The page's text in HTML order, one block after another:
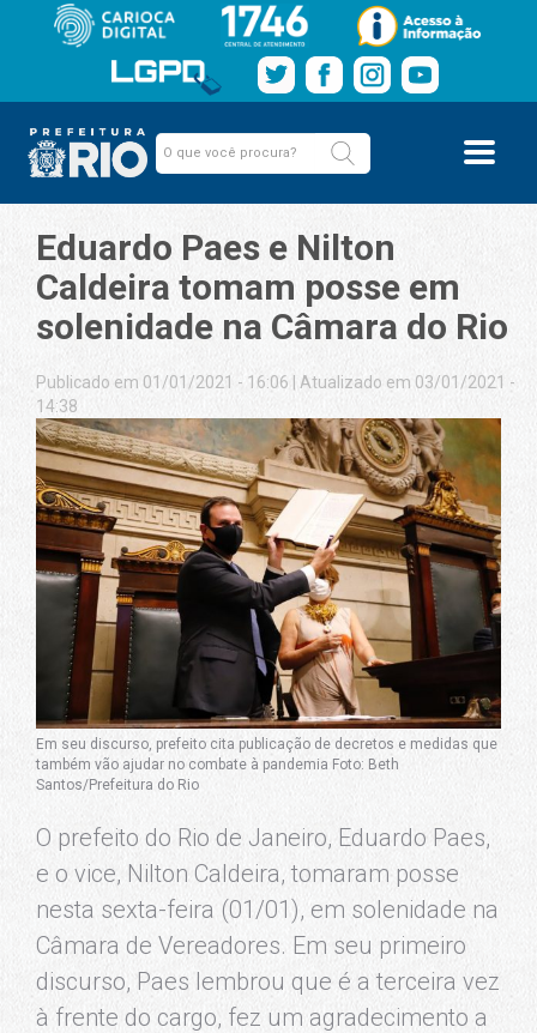
Eduardo Paes e Nilton
Caldeira tomam posse em
solenidade na Câmara do Rio
Publicado em 01/01/2021 - 16:06
Atualizado em 03/01/2021 -
14:38
Em seu discurso, prefeito cita publicação de decretos e medidas que
também vão ajudar no combate à pandemia Foto: Beth
Santos/Prefeitura do Rio
O prefeito do Rio de Janeiro, Eduardo Paes,
e o vice, Nilton Caldeira, tomaram posse
nesta sexta-feira (01/01), em solenidade na
Câmara de Vereadores. Em seu primeiro
discurso, Paes lembrou que é a terceira vez
à frente do cargo, fez um agradecimento a